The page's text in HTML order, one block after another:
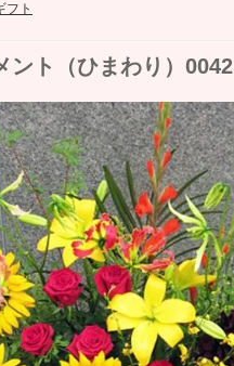
フト
ント（ひまわり）0042